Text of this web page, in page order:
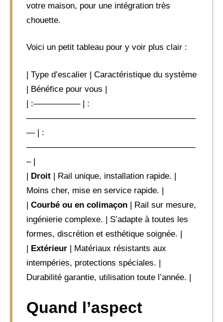
votre maison, pour une intégration très
chouette.
Voici un petit tableau pour y voir plus clair :
| Type d’escalier | Caractéristique du système
| Bénéfice pour vous |
| :—————– | :
————————————————————
— | :
————————————————————
– |
| Droit | Rail unique, installation rapide. |
Moins cher, mise en service rapide. |
| Courbé ou en colimaçon | Rail sur mesure,
ingénierie complexe. | S’adapte à toutes les
formes, discrétion et esthétique soignée. |
| Extérieur | Matériaux résistants aux
intempéries, protections spéciales. |
Durabilité garantie, utilisation toute l’année. |
Quand l’aspect